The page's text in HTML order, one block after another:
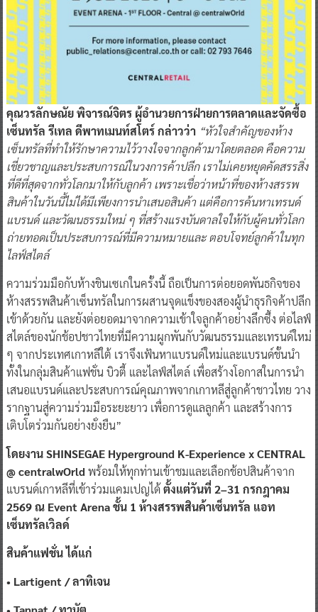
คุณวรลักษณัย พิจารณ์จิตร ผู้อำนวยการฝ่ายการตลาดและจัดซื้อ
เซ็นทรัล รีเทล ดีพาทเมนท์สโตร์ กล่าวว่า “หัวใจสำคัญของห้าง
เซ็นทรัลที่ทำให้รักษาความไว้วางใจจากลูกค้ามาโดยตลอด คือความ
เชี่ยวชาญและประสบการณ์ในวงการค้าปลีก เราไม่เคยหยุดคัดสรรสิ่ง
ที่ดีที่สุดจากทั่วโลกมาให้กับลูกค้า เพราะเชื่อว่าหน้าที่ของห้างสรรพ
สินค้าในวันนี้ไม่ได้มีเพียงการนำเสนอสินค้า แต่คือการค้นหาเทรนด์
แบรนด์ และวัฒนธรรมใหม่ ๆ ที่สร้างแรงบันดาลใจให้กับผู้คนทั่วโลก
ถ่ายทอดเป็นประสบการณ์ที่มีความหมายและ ตอบโจทย์ลูกค้าในทุก
ไลฟ์สไตล์
ความร่วมมือกับห้างชินเซเกในครั้งนี้ ถือเป็นการต่อยอดพันธกิจของ
ห้างสรรพสินค้าเซ็นทรัลในการผสานจุดแข็งของสองผู้นำธุรกิจค้าปลีก
เข้าด้วยกัน และยังต่อยอดมาจากความเข้าใจลูกค้าอย่างลึกซึ้ง ต่อไลฟ์
สไตล์ของนักช้อปชาวไทยที่มีความผูกพันกับวัฒนธรรมและเทรนด์ใหม่
ๆ จากประเทศเกาหลีใต้ เราจึงเฟ้นหาแบรนด์ใหม่และแบรนด์ชั้นนำ
ทั้งในกลุ่มสินค้าแฟชั่น บิวตี้ และไลฟ์สไตล์ เพื่อสร้างโอกาสในการนำ
เสนอแบรนด์และประสบการณ์คุณภาพจากเกาหลีสู่ลูกค้าชาวไทย วาง
รากฐานสู่ความร่วมมือระยะยาว เพื่อการดูแลลูกค้า และสร้างการ
เติบโตร่วมกันอย่างยั่งยืน”
โดยงาน SHINSEGAE Hyperground K-Experience x CENTRAL
@ centralwOrld พร้อมให้ทุกท่านเข้าชมและเลือกช้อปสินค้าจาก
แบรนด์เกาหลีที่เข้าร่วมแคมเปญได้ตั้งแต่วันที่ 2–31 กรกฎาคม
2569 ณ Event Arena ชั้น 1 ห้างสรรพสินค้าเซ็นทรัล แอท
เซ็นทรัลเวิลด์
สินค้าแฟชั่น ได้แก่
• Lartigent /ลาทิเจน